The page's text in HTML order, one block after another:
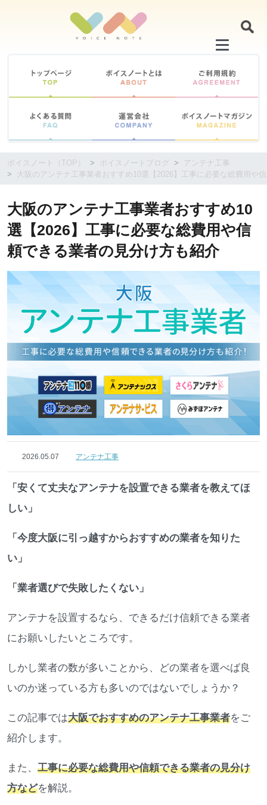
ボイスノート（TOP） ボイスノートブログ
アンテナ工事
大阪のアンテナ工事業者おすすめ10選【2026】工事に必要な総費用や
大阪のアンテナ工事業者おすすめ10
選【2026】工事に必要な総費用や信
頼できる業者の見分け方も紹介
2026.05.07 アンテナ工事
「安くて丈夫なアンテナを設置できる業者を教えてほ
しい」
「今度大阪に引っ越すからおすすめの業者を知りた
い」
「業者選びで失敗したくない」
アンテナを設置するなら、できるだけ信頼できる業者
にお願いしたいところです。
しかし業者の数が多いことから、どの業者を選べば良
いのか迷っている方も多いのではないでしょうか？
この記事では大阪でおすすめのアンテナ工事業者をご
紹介します。
また、 工事に必要な総費用や信頼できる業者の見分け
方などを解説。